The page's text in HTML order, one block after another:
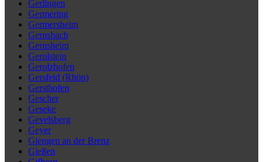
Gerlingen
Germering
Germersheim
Gernsbach
Gernsheim
Gerolstein
Gerolzhofen
Gersfeld (Rhön)
Gersthofen
Gescher
Geseke
Gevelsberg
Geyer
Giengen an der Brenz
Gießen